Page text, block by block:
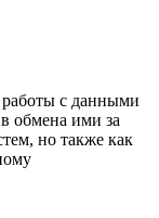
с данными
обмена ими за
но также как